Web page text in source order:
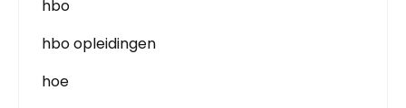
hbo
hbo opleidingen
hoe